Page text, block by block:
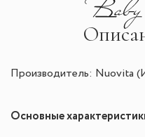
Производитель: Nuovita
Основные